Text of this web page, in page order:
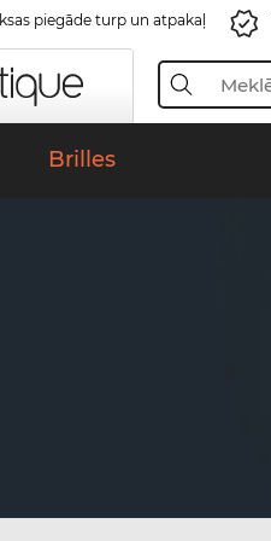
piegāde turp un atpakaļ
Brilles